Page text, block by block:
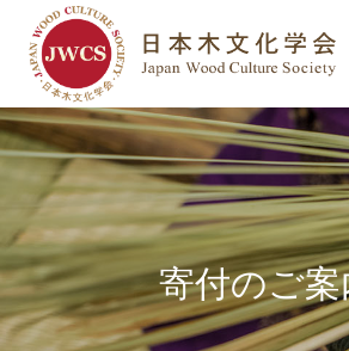
寄付のご